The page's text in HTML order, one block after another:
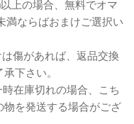
上の場合、無料でオマ
満ならばおまけご選択い
傷があれば、返品交換
下さい。
在庫切れの場合、こち
を発送する場合がござ